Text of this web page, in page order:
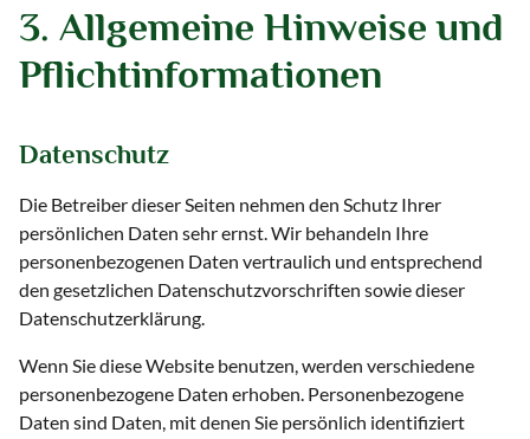
3. Allgemeine Hinweise und
Pflicht­informationen
Datenschutz
Die Betreiber dieser Seiten nehmen den Schutz Ihrer
persönlichen Daten sehr ernst. Wir behandeln Ihre
personenbezogenen Daten vertraulich und entsprechend
den gesetzlichen Datenschutzvorschriften sowie dieser
Datenschutzerklärung.
Wenn Sie diese Website benutzen, werden verschiedene
personenbezogene Daten erhoben. Personenbezogene
Daten sind Daten, mit denen Sie persönlich identifiziert